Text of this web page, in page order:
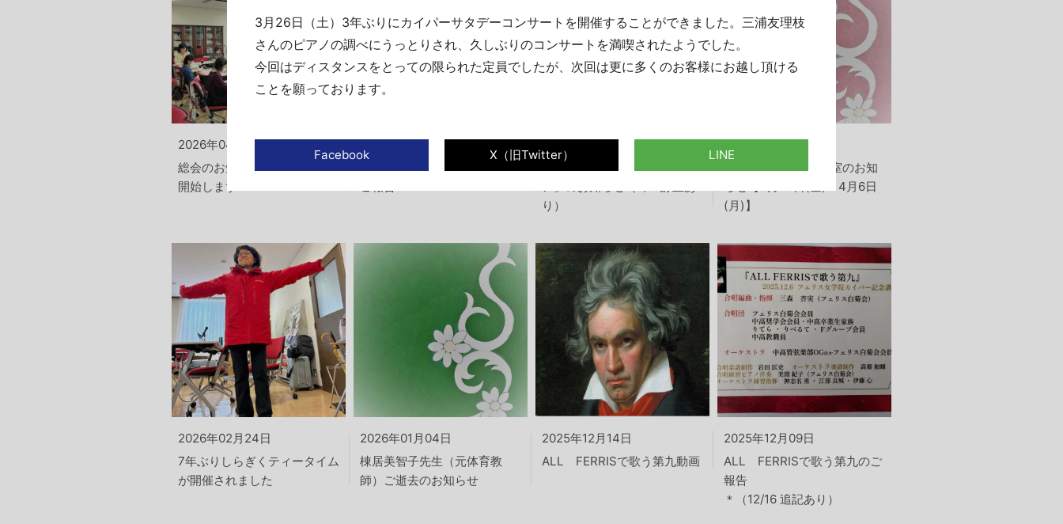
2026年04月14日
総会のお知らせ発送、受付を
開始します
2026年04月05日
2026年白菊会役員選挙の結果
2026年03月19日
「ALL FERRISで歌うメサイ
り）
2026年03月17日
同窓会室 春休み休室のお知
らせ【3月20日(金)－4月6日
(月)】
2026年02月24日
7年ぶりしらぎくティータイム
が開催されました
2026年01月04日
棟居美智子先生（元体育教
師）ご逝去のお知らせ
2025年12月14日
ALL FERRISで歌う第九動画
2025年12月09日
ALL FERRISで歌う第九のご
報告
＊（12/16 追記あり）
3月26日（土）3年ぶりにカイパーサタデーコンサートを開催することができました。三浦友理枝
さんのピアノの調べにうっとりされ、久しぶりのコンサートを満喫されたようでした。
今回はディスタンスをとっての限られた定員でしたが、次回は更に多くのお客様にお越し頂ける
ことを願っております。